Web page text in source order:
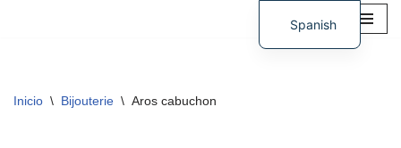
Inicio \ Bijouterie \ Aros cabuchon
Spanish
German